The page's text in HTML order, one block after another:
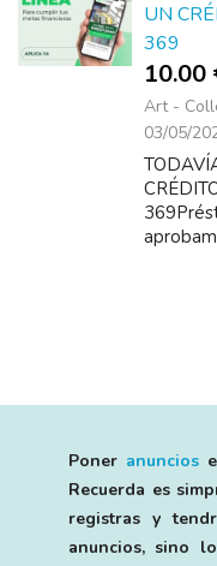
UN
369
10.00
Art -
03/05/
Poner anuncios
Recuerda es
registras y
anuncios, sino